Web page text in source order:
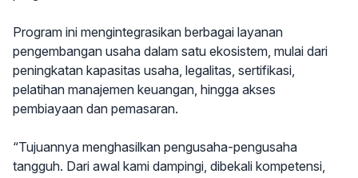
Program ini mengintegrasikan berbagai layanan
pengembangan usaha dalam satu ekosistem, mulai dari
peningkatan kapasitas usaha, legalitas, sertifikasi,
pelatihan manajemen keuangan, hingga akses
pembiayaan dan pemasaran.
“Tujuannya menghasilkan pengusaha-pengusaha
tangguh. Dari awal kami dampingi, dibekali kompetensi,